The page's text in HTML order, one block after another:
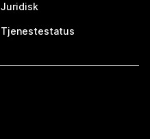
Juridisk
Tjenestestatus